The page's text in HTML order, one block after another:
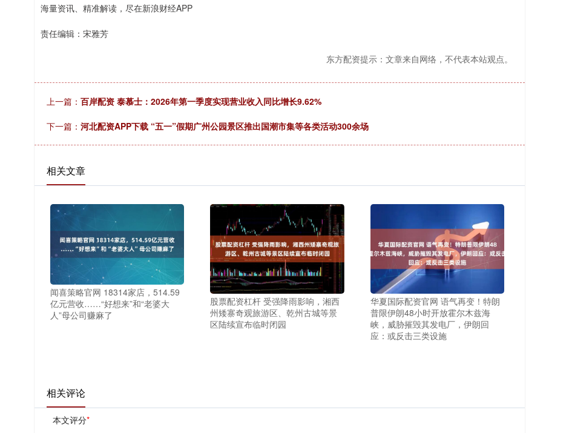
海量资讯、精准解读，尽在新浪财经APP
责任编辑：宋雅芳
东方配资提示：文章来自网络，不代表本站观点。
上一篇： 百岸配资 泰慕士：2026年第一季度实现营业收入同比增长9.62%
下一篇： 河北配资APP下载 “五一”假期广州公园景区推出国潮市集等各类活动300余场
相关文章
闻喜策略官网 18314家店，514.59
亿元营收……“好想来”和“老婆大
人”母公司赚麻了
股票配资杠杆 受强降雨影响，湘西
州矮寨奇观旅游区、乾州古城等景
区陆续宣布临时闭园
华夏国际配资官网 语气再变！特朗
普限伊朗48小时开放霍尔木兹海
峡，威胁摧毁其发电厂，伊朗回
应：或反击三类设施
相关评论
本文评分*